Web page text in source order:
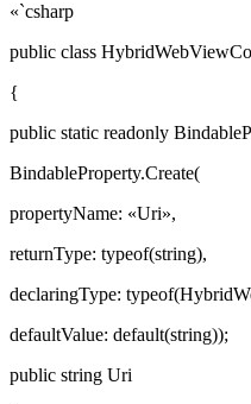
«`csharp
public class
{
public static readonly
BindableProperty.Create(
propertyName: «Uri»,
returnType: typeof(string),
declaringType:
defaultValue: default(string));
public string Uri